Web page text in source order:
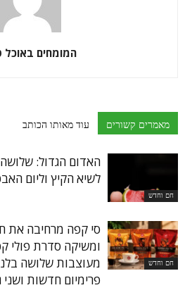
המומחים באוכל
מאמרים קשורים עוד מאותו הכותב
חם וחדש
האדום הגדול:
לשיא הקיץ וליום
חם וחדש
סי קפה מרחיבה את
ומשיקה סדרת פולי
מעוצבות שלושה
פרימיום חדשות ושני